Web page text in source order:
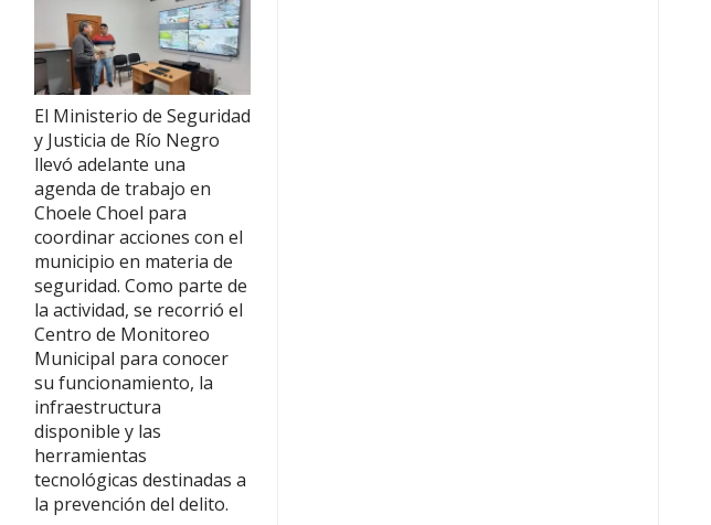
El Ministerio de Seguridad
y Justicia de Río Negro
llevó adelante una
agenda de trabajo en
Choele Choel para
coordinar acciones con el
municipio en materia de
seguridad. Como parte de
la actividad, se recorrió el
Centro de Monitoreo
Municipal para conocer
su funcionamiento, la
infraestructura
disponible y las
herramientas
tecnológicas destinadas a
la prevención del delito.